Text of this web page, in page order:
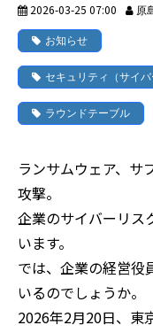
2026-03-25 07:00 原
お知らせ
セキュリティ（サイバ
ラウンドテーブル
ランサムウェア、サ
攻撃。
企業のサイバーリス
います。
では、企業の経営役
いるのでしょうか。
2026年2月20日、東